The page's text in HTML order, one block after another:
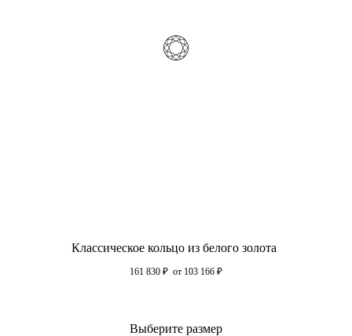
Классическое кольцо из белого золота
161 830 ₽ от 103 166 ₽
Выберите размер